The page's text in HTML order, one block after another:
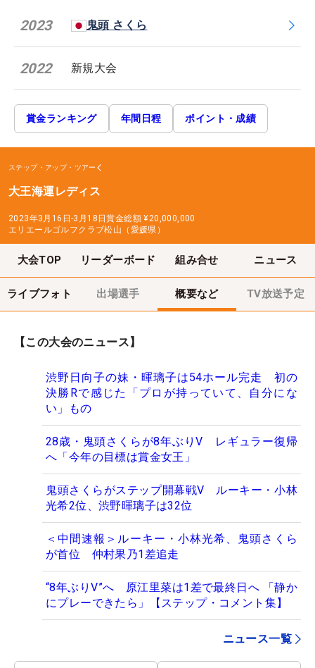
2023 鬼頭 さくら
2022 新規大会
賞金ランキング 年間日程 ポイント・成績
ステップ・アップ・ツアー
大王海運レディス
2023年3月16日-3月18日賞金総額 ¥20,000,000
エリエールゴルフクラブ松山（愛媛県）
大会TOP リーダーボード 組み合せ ニュース
ライブフォト 出場選手 概要など TV放送予定
【この大会のニュース】
渋野日向子の妹・暉璃子は54ホール完走 初の
決勝Rで感じた「プロが持っていて、自分にな
い」もの
28歳・鬼頭さくらが8年ぶりV レギュラー復帰
へ「今年の目標は賞金女王」
鬼頭さくらがステップ開幕戦V ルーキー・小林
光希2位、渋野暉璃子は32位
＜中間速報＞ルーキー・小林光希、鬼頭さくら
が首位 仲村果乃1差追走
“8年ぶりV”へ 原江里菜は1差で最終日へ 「静か
にプレーできたら」【ステップ・コメント集】
ニュース一覧